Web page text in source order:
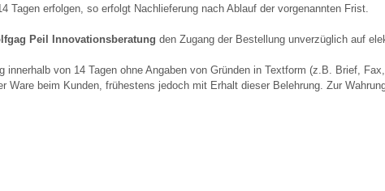
Tagen erfolgen, so erfolgt Nachlieferung nach Ablauf der vorgenannten Frist.
Peil Innovationsberatung den Zugang der Bestellung unverzüglich auf
innerhalb von 14 Tagen ohne Angaben von Gründen in Textform (z.B. Brief,
Ware beim Kunden, frühestens jedoch mit Erhalt dieser Belehrung. Zur